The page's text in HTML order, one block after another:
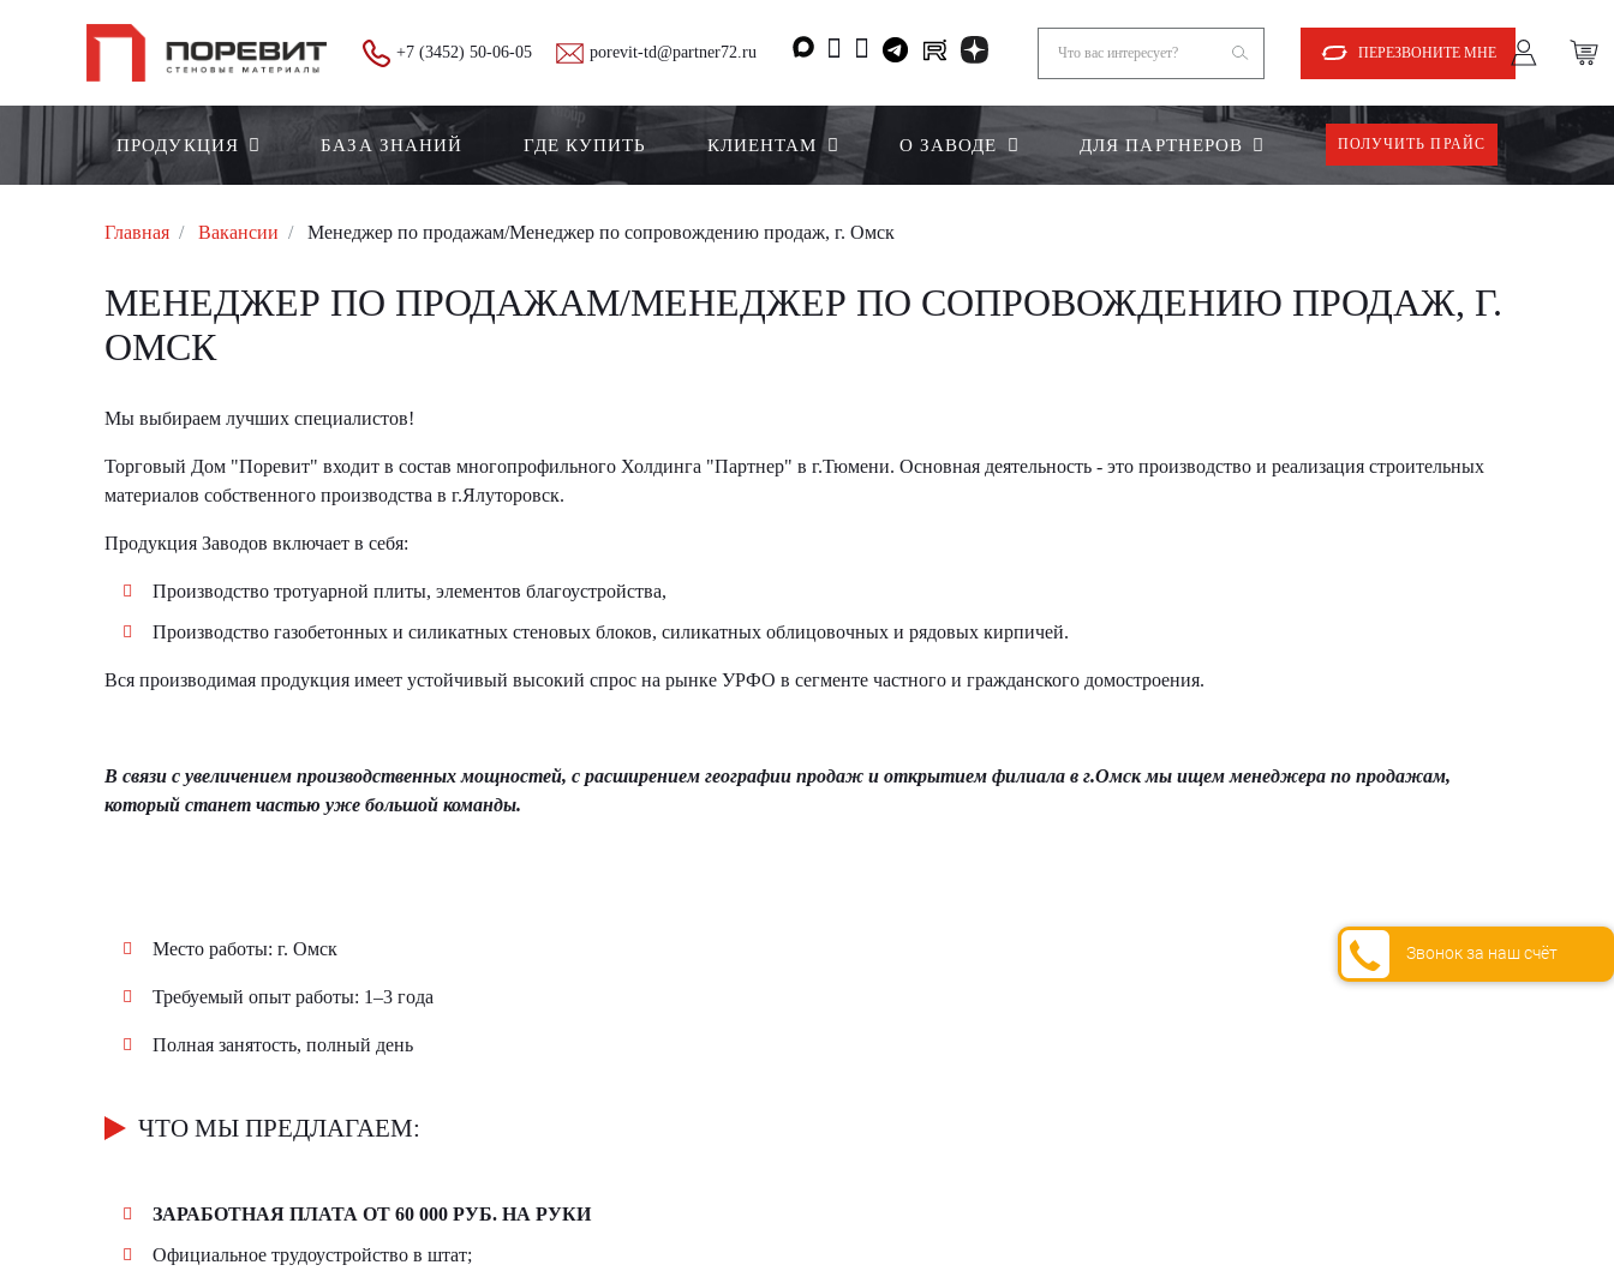
+7 (3452) 50-06-05 porevit-td@partner72.ru ПЕРЕЗВОНИТЕ МНЕ
ПРОДУКЦИЯ БАЗА ЗНАНИЙ ГДЕ КУПИТЬ КЛИЕНТАМ О ЗАВОДЕ ДЛЯ ПАРТНЕРОВ ПОЛУЧИТЬ ПРАЙС
Главная Вакансии Менеджер по продажам/Менеджер по сопровождению продаж, г. Омск
МЕНЕДЖЕР ПО ПРОДАЖАМ/МЕНЕДЖЕР ПО СОПРОВОЖДЕНИЮ ПРОДАЖ, Г.
ОМСК
Мы выбираем лучших специалистов!
Торговый Дом "Поревит" входит в состав многопрофильного Холдинга "Партнер" в г.Тюмени. Основная деятельность - это производство и реализация строительных
материалов собственного производства в г.Ялуторовск.
Продукция Заводов включает в себя:
Производство тротуарной плиты, элементов благоустройства,
Производство газобетонных и силикатных стеновых блоков, силикатных облицовочных и рядовых кирпичей.
Вся производимая продукция имеет устойчивый высокий спрос на рынке УРФО в сегменте частного и гражданского домостроения.
В связи с увеличением производственных мощностей, с расширением географии продаж и открытием филиала в г.Омск мы ищем менеджера по продажам,
который станет частью уже большой команды.
Место работы: г. Омск
Требуемый опыт работы: 1–3 года
Полная занятость, полный день
ЧТО МЫ ПРЕДЛАГАЕМ:
ЗАРАБОТНАЯ ПЛАТА ОТ 60 000 РУБ. НА РУКИ
Официальное трудоустройство в штат;
Звонок за наш счёт